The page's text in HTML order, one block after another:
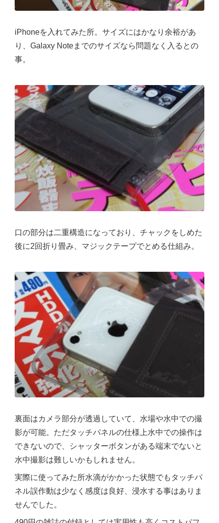
iPhoneを入れてみた所。サイズにはかなり余裕があ
り、Galaxy Noteまでのサイズなら問題なく入るとの
事。
口の部分は二重構造になっており、チャックをしめた
後に2回折り畳み、マジックテープでとめる仕組み。
裏面はカメラ部分が透過していて、水場や水中での撮
影が可能。ただタッチパネルの仕様上水中での操作は
できないので、シャッターボタンがある端末でないと
水中撮影は難しいかもしれません。
実際に使ってみた所水滴がかかった状態でもタッチパ
ネル誤作動は少なく感度は良好、浸水する事はありま
せんでした。